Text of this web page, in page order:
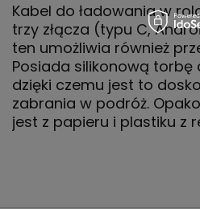
Kabel do ładowania w
trzy złącza (typu C,
ten umożliwia również
Posiada silikonową
dzięki czemu jest to
zabrania w podróż.
jest z papieru i plastiku z